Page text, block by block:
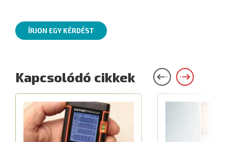
ÍRJON EGY KÉRDÉST
Kapcsolódó cikkek